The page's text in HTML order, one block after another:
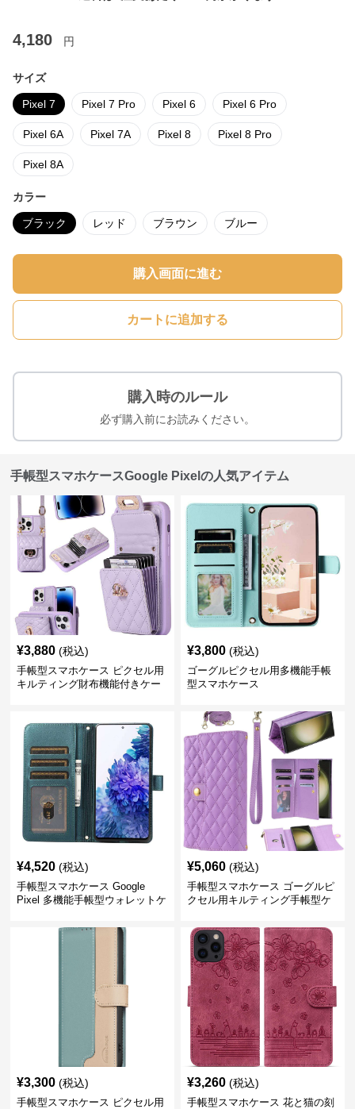
4,180 円
サイズ
Pixel 7 Pixel 7 Pro Pixel 6 Pixel 6 Pro
Pixel 6A Pixel 7A Pixel 8 Pixel 8 Pro
Pixel 8A
カラー
ブラック レッド ブラウン ブルー
購入画面に進む
カートに追加する
購入時のルール
必ず購入前にお読みください。
手帳型スマホケースGoogle Pixelの人気アイテム
¥3,880 (税込)
手帳型スマホケース ピクセル用
キルティング財布機能付きケー
¥3,800 (税込)
ゴーグルピクセル用多機能手帳
型スマホケース
¥4,520 (税込)
手帳型スマホケース Google
Pixel 多機能手帳型ウォレットケ
¥5,060 (税込)
手帳型スマホケース ゴーグルピ
クセル用キルティング手帳型ケ
¥3,300 (税込)
手帳型スマホケース ピクセル用
¥3,260 (税込)
手帳型スマホケース 花と猫の刻